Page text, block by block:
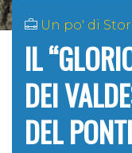
Un po' di
IL
DEI
DEL